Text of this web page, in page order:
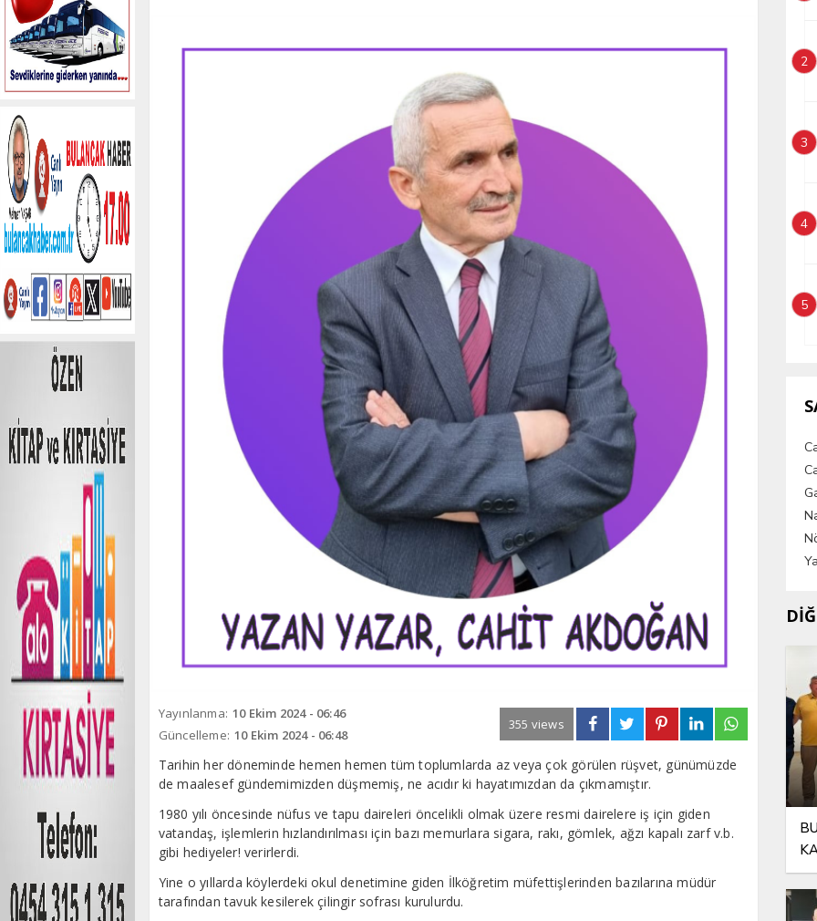
Yayınlanma: 10 Ekim 2024 - 06:46
Güncelleme: 10 Ekim 2024 - 06:48
355 views
Tarihin her döneminde hemen hemen tüm toplumlarda az veya çok görülen rüşvet, günümüzde
de maalesef gündemimizden düşmemiş, ne acıdır ki hayatımızdan da çıkmamıştır.
1980 yılı öncesinde nüfus ve tapu daireleri öncelikli olmak üzere resmi dairelere iş için giden
vatandaş, işlemlerin hızlandırılması için bazı memurlara sigara, rakı, gömlek, ağzı kapalı zarf v.b.
gibi hediyeler! verirlerdi.
Yine o yıllarda köylerdeki okul denetimine giden İlköğretim müfettişlerinden bazılarına müdür
tarafından tavuk kesilerek çilingir sofrası kurulurdu.
2
3
4
5